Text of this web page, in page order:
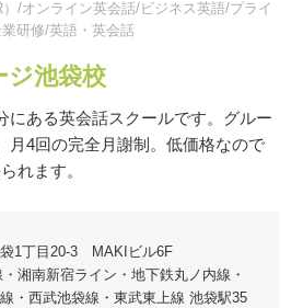
/オンライン英会話/ビジネス英語/プライ
研修/英語・英会話
ジ池袋校
にある英会話スクールです。グルー
月4回の完全月謝制。低価格なので
れます。
1丁目20-3 MAKIビル6F
湘南新宿ライン・地下鉄丸ノ内線・
・西武池袋線・東武東上線 池袋駅35